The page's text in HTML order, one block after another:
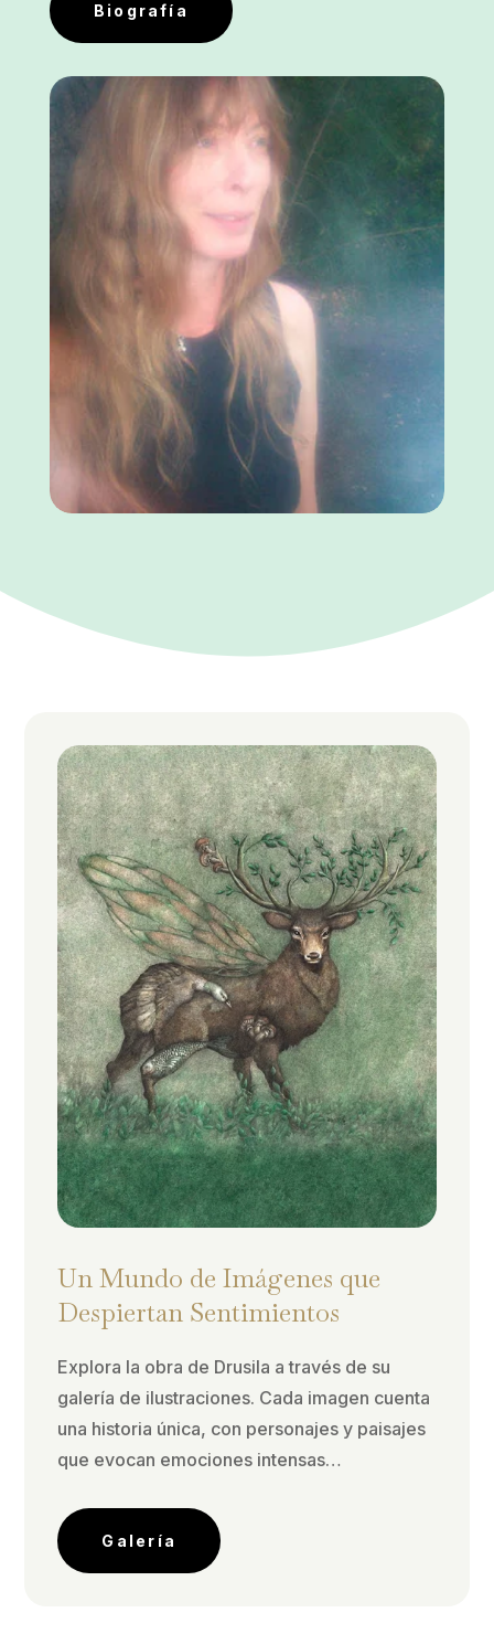
Biografía
Un Mundo de Imágenes que
Despiertan Sentimientos
Explora la obra de Drusila a través de su
galería de ilustraciones. Cada imagen cuenta
una historia única, con personajes y paisajes
que evocan emociones intensas…
Galería